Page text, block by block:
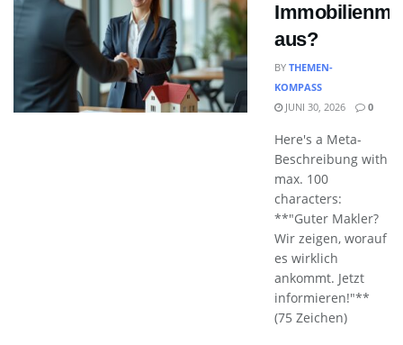
aus?
BY THEMEN-
KOMPASS
JUNI 30, 2026
0
Here's a Meta-
Beschreibung with
max. 100
characters:
**"Guter Makler?
Wir zeigen, worauf
es wirklich
ankommt. Jetzt
informieren!"**
(75 Zeichen)